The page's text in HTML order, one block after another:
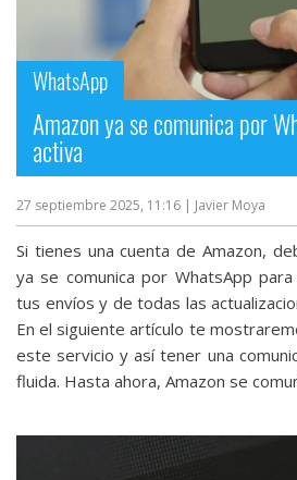
WhatsApp
Amazon ya se comunica por
activa
27 septiembre 2025, 11:16 | Javier Moya
Si tienes una cuenta de Amazon,
ya se comunica por WhatsApp
tus envíos y de todas las
En el siguiente artículo te
este servicio y así tener una
fluida. Hasta ahora, Amazon se